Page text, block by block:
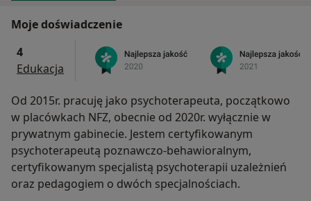
Moje doświadczenie
4
Edukacja
Od 2015r. pracuję jako psychoterapeuta, początkowo
w placówkach NFZ, obecnie od 2020r. wyłącznie w
prywatnym gabinecie. Jestem certyfikowanym
psychoterapeutą poznawczo-behawioralnym,
certyfikowanym specjalistą psychoterapii uzależnień
oraz pedagogiem o dwóch specjalnościach.